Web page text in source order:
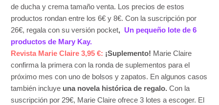
de ducha y crema tamaño venta. Los precios de estos
productos rondan entre los 6€ y 8€. Con la suscripción por
26€, regala con suversión pocket, Un pequeño lote de 6
productos de Mary Kay.
Revista Marie Claire 3,95 €: ¡Suplemento! Marie Claire
confirma la primera con la ronda de suplementos para el
próximo mes con uno de bolsos y zapatos. En algunos casos
también incluye una novela histórica de regalo. Con la
suscripción por 29€, Marie Claire ofrece 3 lotes a escoger. El